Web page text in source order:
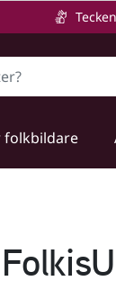
folkbildare